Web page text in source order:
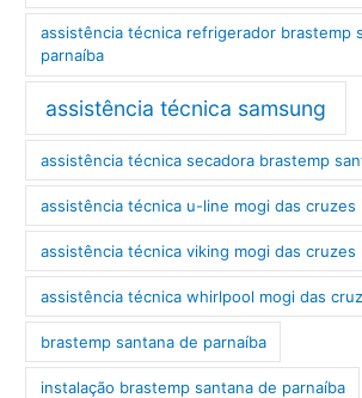
assistência técnica refrigerador brastemp
parnaíba
assistência técnica samsung
assistência técnica secadora brastemp
assistência técnica u-line mogi das cruzes
assistência técnica viking mogi das cruzes
assistência técnica whirlpool mogi das
brastemp santana de parnaíba
instalação brastemp santana de parnaíba